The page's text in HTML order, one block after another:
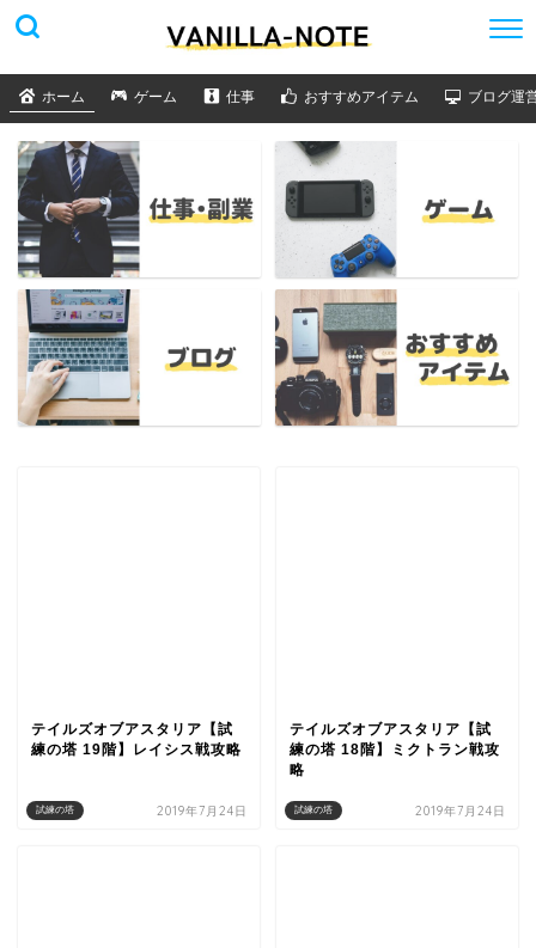
ホーム ゲーム 仕事 おすすめアイテム ブログ運
試練の塔
テイルズオブアスタリア【試
練の塔 19階】レイシス戦攻略
2019年7月24日 試練の塔
テイルズオブアスタリア【試
練の塔 18階】ミクトラン戦攻
略
2019年7月24日